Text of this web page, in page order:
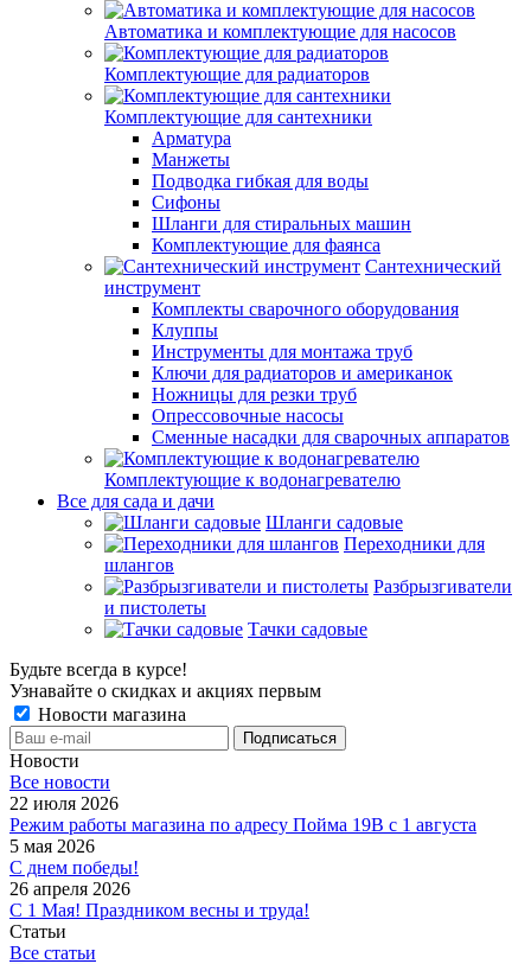
Автоматика и комплектующие для насосов
Комплектующие для радиаторов
Комплектующие для сантехники
Арматура
Манжеты
Подводка гибкая для воды
Сифоны
Шланги для стиральных машин
Комплектующие для фаянса
Сантехнический
инструмент
Комплекты сварочного оборудования
Клуппы
Инструменты для монтажа труб
Ключи для радиаторов и американок
Ножницы для резки труб
Опрессовочные насосы
Сменные насадки для сварочных аппаратов
Комплектующие к водонагревателю
Все для сада и дачи
Шланги садовые
Переходники для
шлангов
Разбрызгиватели
и пистолеты
Тачки садовые
Будьте всегда в курсе!
Узнавайте о скидках и акциях первым
Новости магазина
Новости
Все новости
22 июля 2026
Режим работы магазина по адресу Пойма 19В с 1 августа
5 мая 2026
С днем победы!
26 апреля 2026
С 1 Мая! Праздником весны и труда!
Статьи
Все статьи